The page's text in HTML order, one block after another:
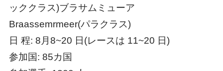
ッククラス)ブラサムミューア
Braassemrmeer(パラクラス)
日 程: 8月8~20 日(レースは 11~20 日)
参加国: 85カ国